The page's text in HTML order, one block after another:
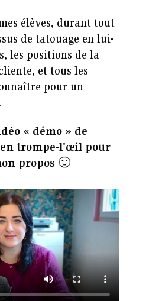
élèves, durant tout
de tatouage en lui-
les positions de la
et tous les
pour un
« démo » de
trompe-l'œil pour
propos 🙂